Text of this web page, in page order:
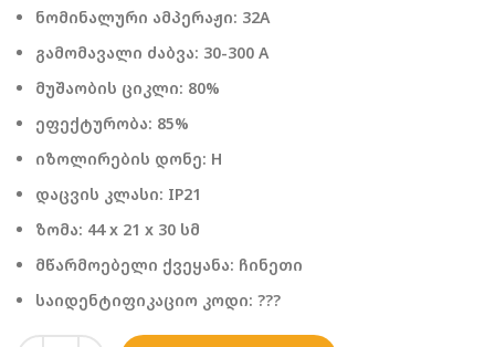
ნომინალური ამპერაჟი: 32A
გამომავალი ძაბვა: 30-300 A
მუშაობის ციკლი: 80%
ეფექტურობა: 85%
იზოლირების დონე: H
დაცვის კლასი: IP21
ზომა: 44 x 21 x 30 სმ
მწარმოებელი ქვეყანა: ჩინეთი
საიდენტიფიკაციო კოდი: ???